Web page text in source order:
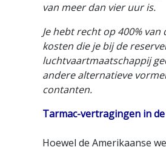
van meer dan vier uur is.
Je hebt recht op 400%
kosten die je bij de
luchtvaartmaatschappij
andere alternatieve
contanten.
Tarmac-vertragingen in de
Hoewel de Amerikaanse